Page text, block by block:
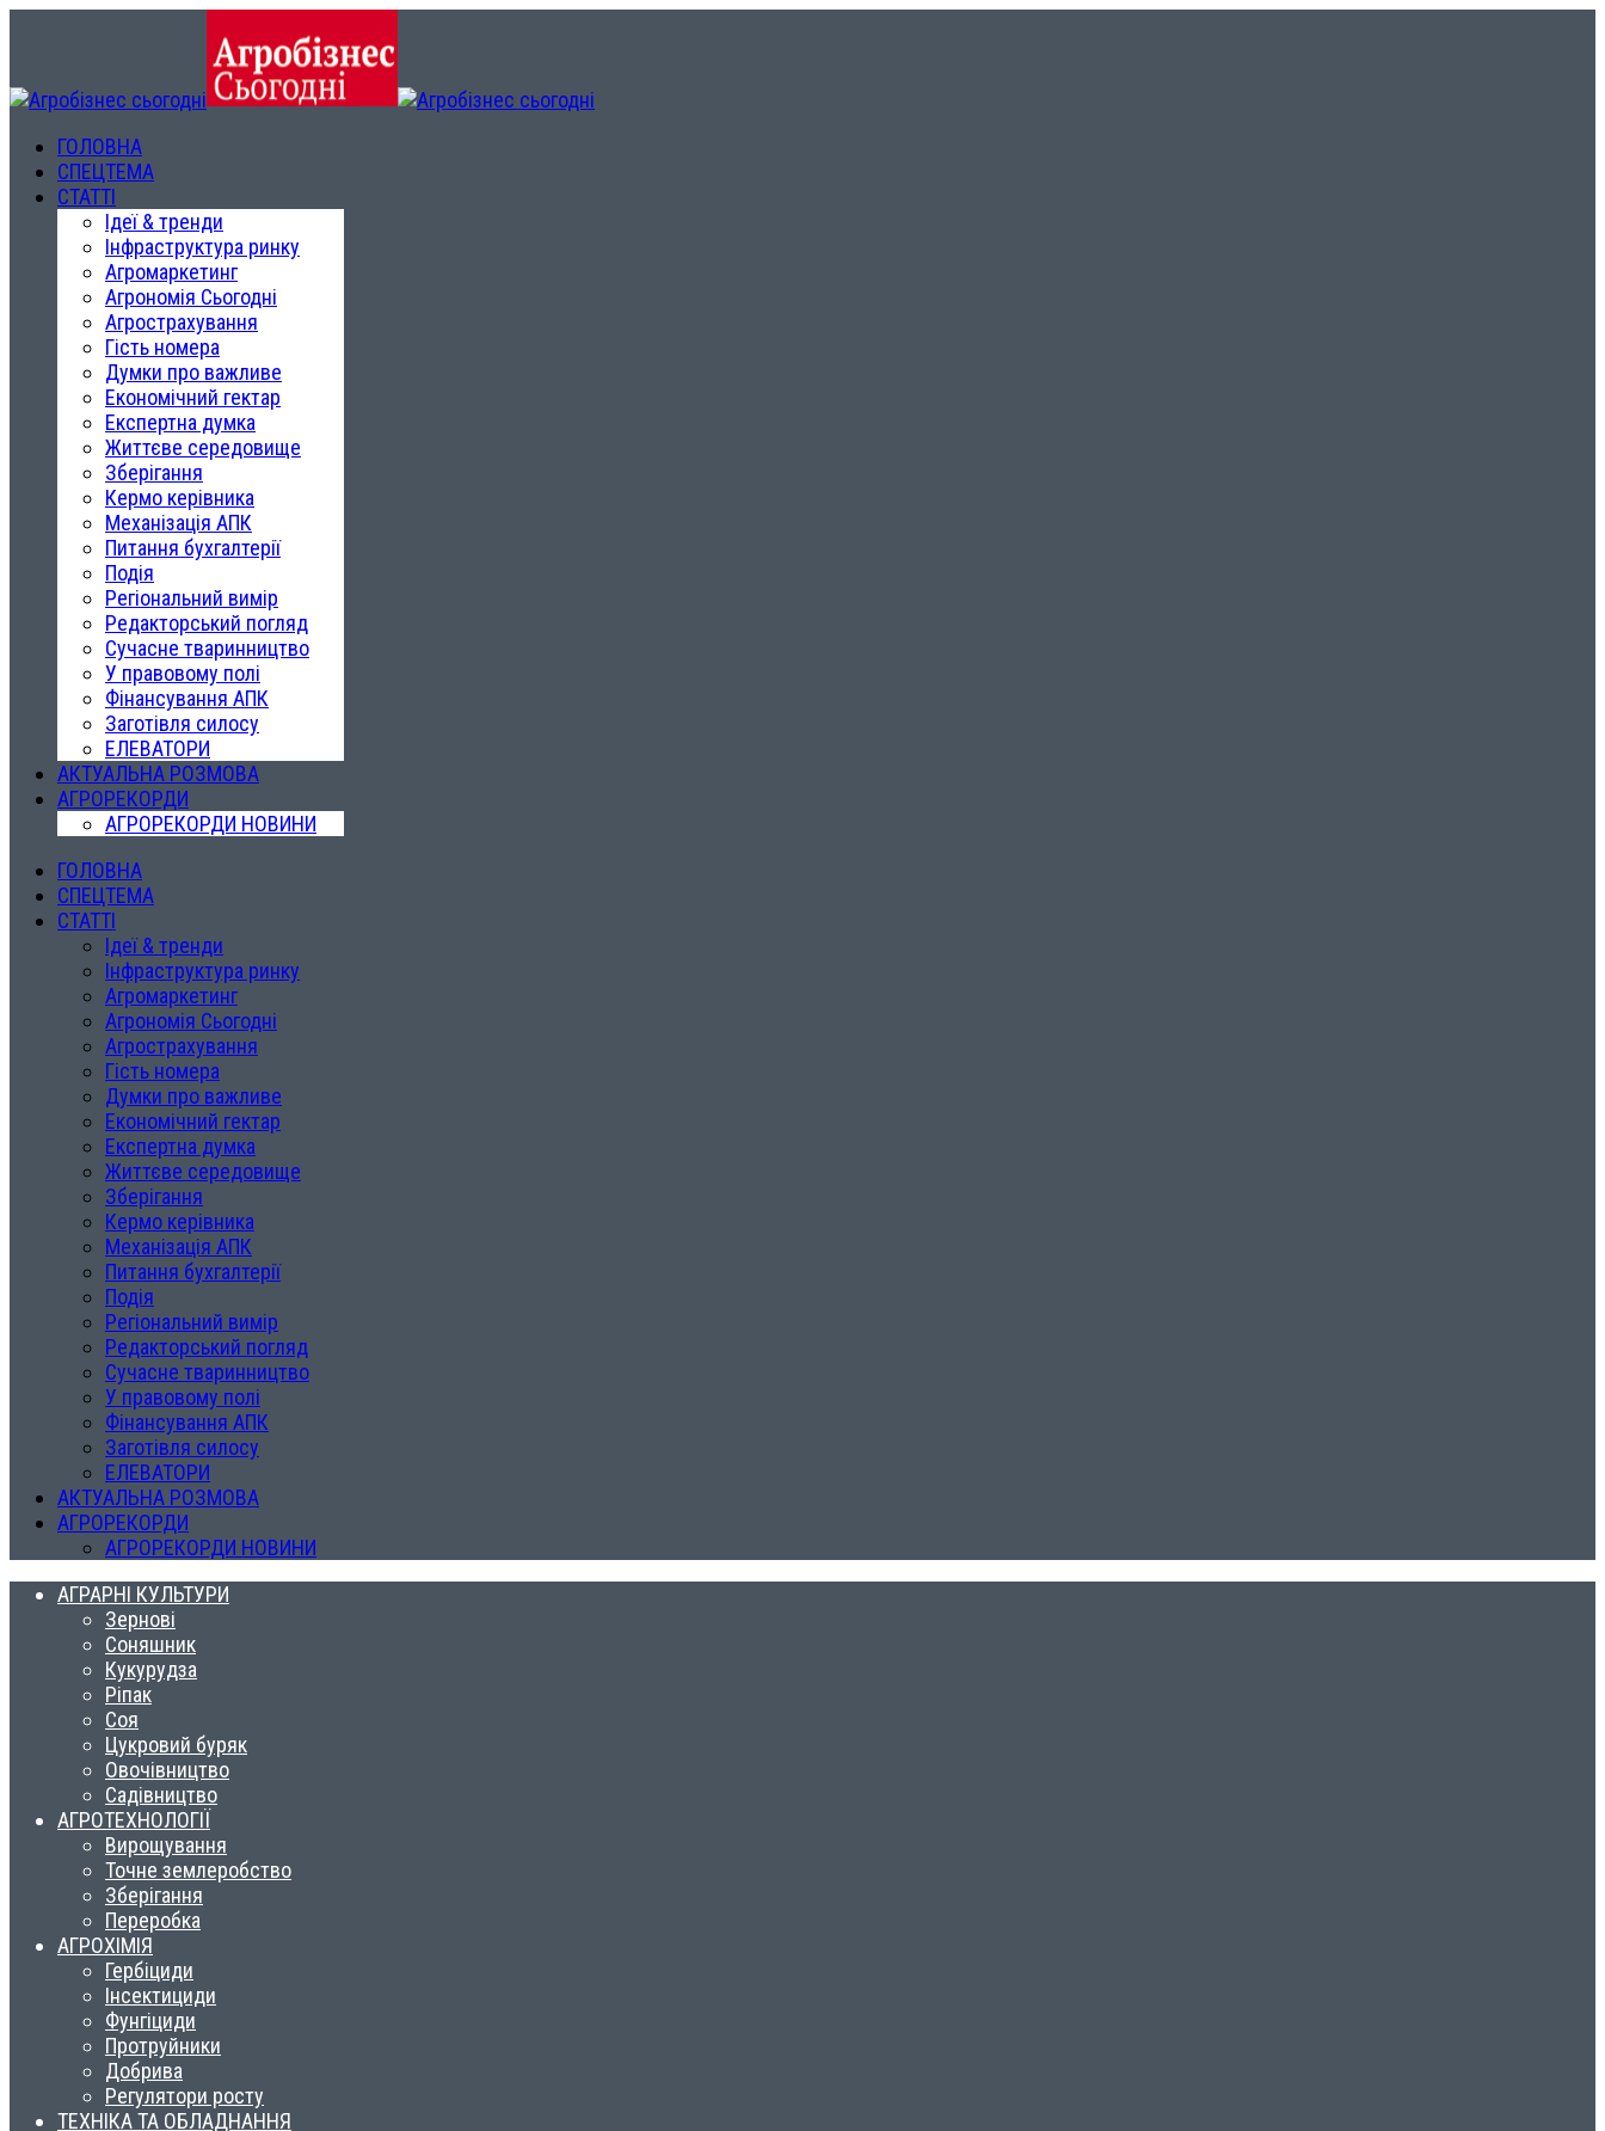
ГОЛОВНА
СПЕЦТЕМА
СТАТТІ
Ідеї & тренди
Інфраструктура ринку
Агромаркетинг
Агрономія Сьогодні
Агрострахування
Гість номера
Думки про важливе
Економічний гектар
Експертна думка
Життєве середовище
Зберігання
Кермо керівника
Механізація АПК
Питання бухгалтерії
Подія
Регіональний вимір
Редакторський погляд
Сучасне тваринництво
У правовому полі
Фінансування АПК
Заготівля силосу
ЕЛЕВАТОРИ
АКТУАЛЬНА РОЗМОВА
АГРОРЕКОРДИ
АГРОРЕКОРДИ НОВИНИ
ГОЛОВНА
СПЕЦТЕМА
СТАТТІ
Ідеї & тренди
Інфраструктура ринку
Агромаркетинг
Агрономія Сьогодні
Агрострахування
Гість номера
Думки про важливе
Економічний гектар
Експертна думка
Життєве середовище
Зберігання
Кермо керівника
Механізація АПК
Питання бухгалтерії
Подія
Регіональний вимір
Редакторський погляд
Сучасне тваринництво
У правовому полі
Фінансування АПК
Заготівля силосу
ЕЛЕВАТОРИ
АКТУАЛЬНА РОЗМОВА
АГРОРЕКОРДИ
АГРОРЕКОРДИ НОВИНИ
АГРАРНІ КУЛЬТУРИ
Зернові
Соняшник
Кукурудза
Ріпак
Соя
Цукровий буряк
Овочівництво
Садівництво
АГРОТЕХНОЛОГІЇ
Вирощування
Точне землеробство
Зберігання
Переробка
АГРОХІМІЯ
Гербіциди
Інсектициди
Фунгіциди
Протруйники
Добрива
Регулятори росту
ТЕХНІКА ТА ОБЛАДНАННЯ